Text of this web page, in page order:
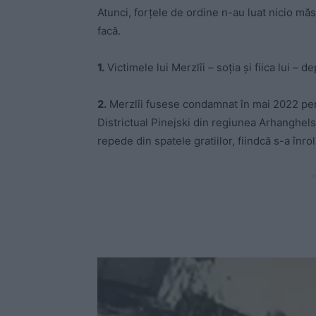
Atunci, forțele de ordine n-au luat nicio
facă.
1. Victimele lui Merzlîi – soția și fiica lui –
2. Merzlîi fusese condamnat în mai 2022
Districtual Pinejski din regiunea
repede din spatele gratiilor, fiindcă s-a